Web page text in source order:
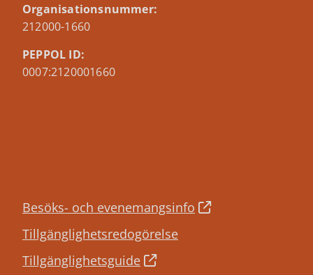
Organisationsnummer:
212000-1660
PEPPOL ID:
0007:2120001660
Besöks- och evenemangsinfo
Tillgänglighetsredogörelse
Tillgänglighetsguide